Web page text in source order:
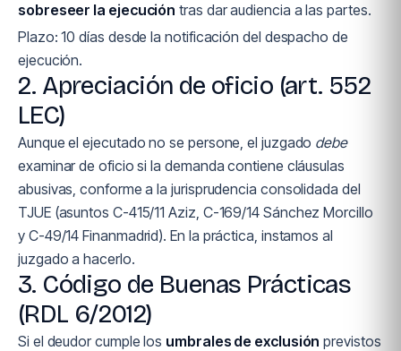
sobreseer la ejecución tras dar audiencia a las partes.
Plazo: 10 días desde la notificación del despacho de
ejecución.
2. Apreciación de oficio (art. 552
LEC)
Aunque el ejecutado no se persone, el juzgado debe
examinar de oficio si la demanda contiene cláusulas
abusivas, conforme a la jurisprudencia consolidada del
TJUE (asuntos C-415/11 Aziz, C-169/14 Sánchez Morcillo
y C-49/14 Finanmadrid). En la práctica, instamos al
juzgado a hacerlo.
3. Código de Buenas Prácticas
(RDL 6/2012)
Si el deudor cumple los umbrales de exclusión previstos